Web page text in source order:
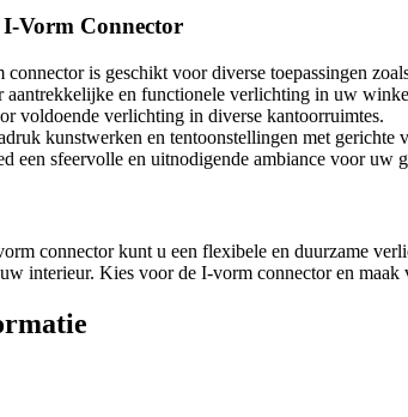
I-Vorm Connector
is geschikt voor diverse toepassingen
aantrekkelijke en functionele verlichting in uw
voldoende verlichting in diverse kantoorruimtes.
kunstwerken en tentoonstellingen met gerichte
een sfeervolle en uitnodigende ambiance voor uw
connector kunt u een flexibele en duurzame
interieur. Kies voor de I-vorm connector en